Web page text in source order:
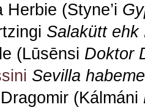
(Styne’i
Salakütt ehk
(Lūsēnsi Doktor
Sevilla
(Kálmáni